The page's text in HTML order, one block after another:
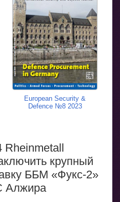
European Security &
Defence №8 2023
Rheinmetall
крупный
ББМ «Фукс-2»
Алжира